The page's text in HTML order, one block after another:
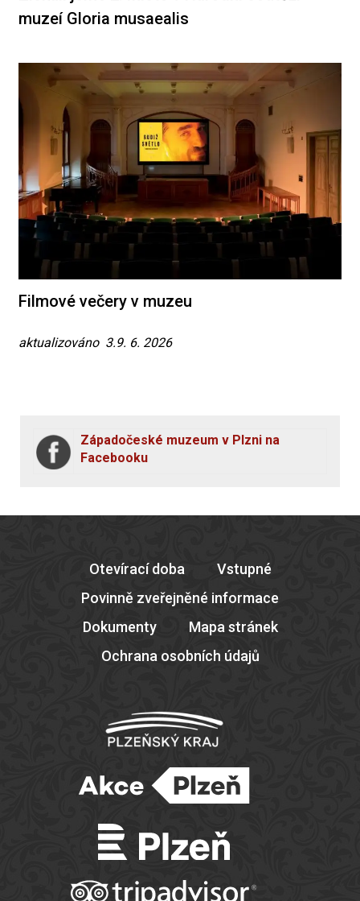
muzeí Gloria musaealis
Filmové večery v muzeu
aktualizováno 3.9. 6. 2026
Západočeské muzeum v Plzni na
Facebooku
Otevírací doba
Vstupné
Povinně zveřejněné informace
Dokumenty
Mapa stránek
Ochrana osobních údajů